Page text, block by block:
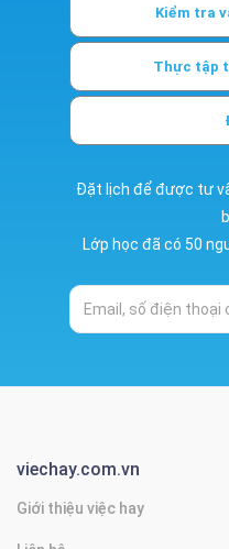
Kiểm tra
Thực tập
Đặt lịch để được tư
Lớp học đã có 50
viechay.com.vn
Giới thiệu việc hay